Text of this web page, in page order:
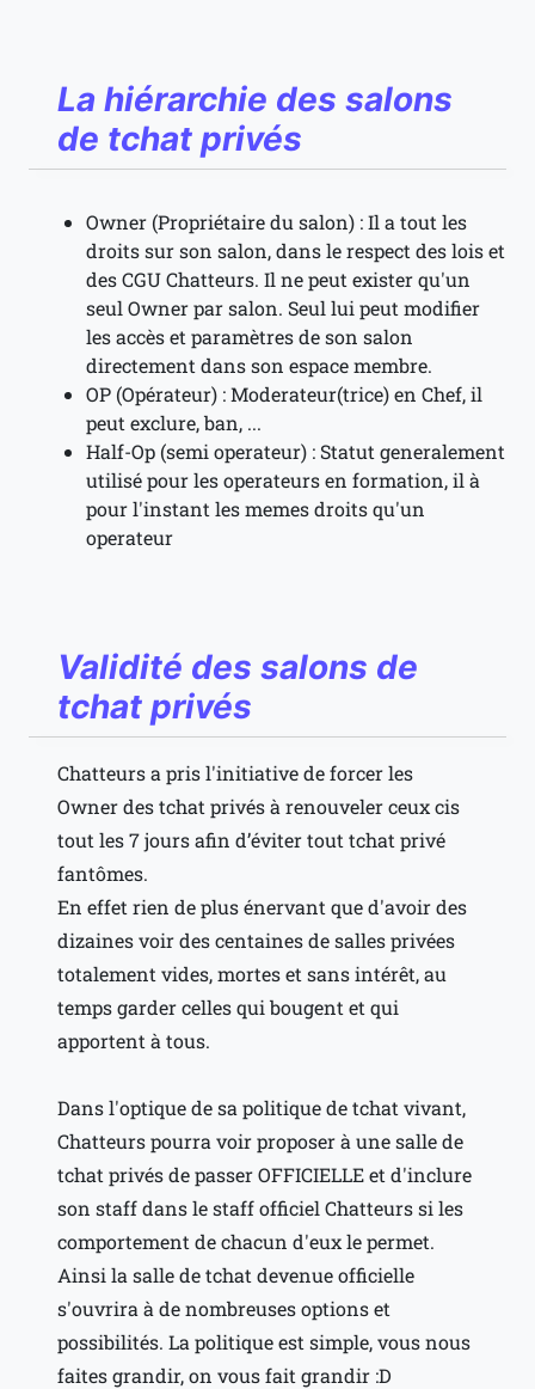
La hiérarchie des salons
de tchat privés
Owner (Propriétaire du salon) : Il a tout les
droits sur son salon, dans le respect des lois et
des CGU Chatteurs. Il ne peut exister qu'un
seul Owner par salon. Seul lui peut modifier
les accès et paramètres de son salon
directement dans son espace membre.
OP (Opérateur) : Moderateur(trice) en Chef, il
peut exclure, ban, ...
Half-Op (semi operateur) : Statut generalement
utilisé pour les operateurs en formation, il à
pour l'instant les memes droits qu'un
operateur
Validité des salons de
tchat privés
Chatteurs a pris l'initiative de forcer les
Owner des tchat privés à renouveler ceux cis
tout les 7 jours afin d’éviter tout tchat privé
fantômes.
En effet rien de plus énervant que d'avoir des
dizaines voir des centaines de salles privées
totalement vides, mortes et sans intérêt, au
temps garder celles qui bougent et qui
apportent à tous.
Dans l'optique de sa politique de tchat vivant,
Chatteurs pourra voir proposer à une salle de
tchat privés de passer OFFICIELLE et d'inclure
son staff dans le staff officiel Chatteurs si les
comportement de chacun d'eux le permet.
Ainsi la salle de tchat devenue officielle
s'ouvrira à de nombreuses options et
possibilités. La politique est simple, vous nous
faites grandir, on vous fait grandir :D